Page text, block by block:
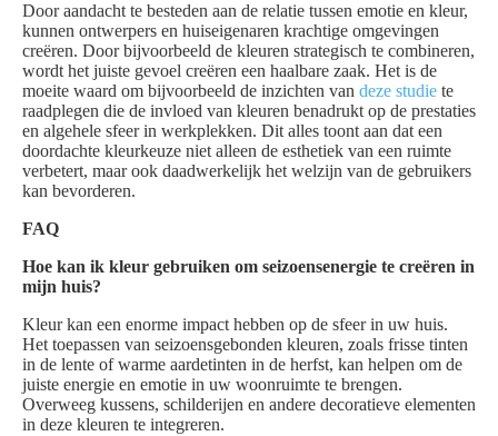
Door aandacht te besteden aan de relatie tussen emotie en kleur,
kunnen ontwerpers en huiseigenaren krachtige omgevingen
creëren. Door bijvoorbeeld de kleuren strategisch te combineren,
wordt het juiste gevoel creëren een haalbare zaak. Het is de
moeite waard om bijvoorbeeld de inzichten van deze studie te
raadplegen die de invloed van kleuren benadrukt op de prestaties
en algehele sfeer in werkplekken. Dit alles toont aan dat een
doordachte kleurkeuze niet alleen de esthetiek van een ruimte
verbetert, maar ook daadwerkelijk het welzijn van de gebruikers
kan bevorderen.
FAQ
Hoe kan ik kleur gebruiken om seizoensenergie te creëren in
mijn huis?
Kleur kan een enorme impact hebben op de sfeer in uw huis.
Het toepassen van seizoensgebonden kleuren, zoals frisse tinten
in de lente of warme aardetinten in de herfst, kan helpen om de
juiste energie en emotie in uw woonruimte te brengen.
Overweeg kussens, schilderijen en andere decoratieve elementen
in deze kleuren te integreren.